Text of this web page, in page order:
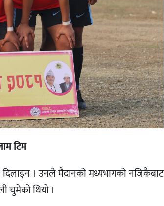
टिम
। उनले मैदानको मध्यभागको नजिकैबाट
चुमेको थियो ।